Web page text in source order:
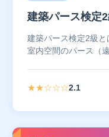
建築パース検定2
建築パース検定2級
室内空間のパース（
★★☆☆☆2.1